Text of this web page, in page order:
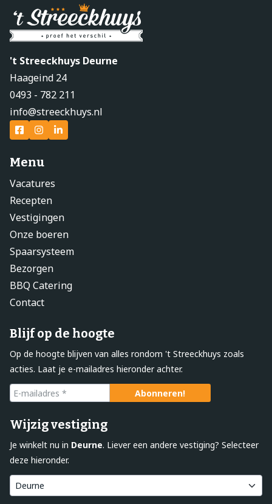
't Streeckhuys Deurne
Haageind 24
0493 - 782 211
info@streeckhuys.nl
Menu
Vacatures
Recepten
Vestigingen
Onze boeren
Spaarsysteem
Bezorgen
BBQ Catering
Contact
Blijf op de hoogte
Op de hoogte blijven van alles rondom 't Streeckhuys zoals
acties. Laat je e-mailadres hieronder achter.
Wijzig vestiging
Je winkelt nu in Deurne. Liever een andere vestiging? Selecteer
deze hieronder.